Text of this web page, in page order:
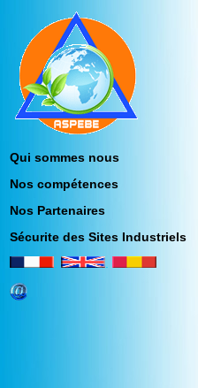
Qui sommes nous
Nos compétences
Nos Partenaires
Sécurite des Sites Industriels